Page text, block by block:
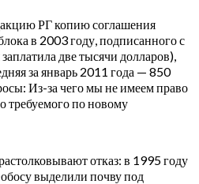
РГ копию соглашения
в 2003 году, подписанного с
две тысячи долларов),
за январь 2011 года — 850
Из-за чего мы не имеем право
требуемого по новому
отказ: в 1995 году
выделили почву под